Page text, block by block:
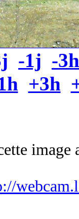
-1j -3h
+3h